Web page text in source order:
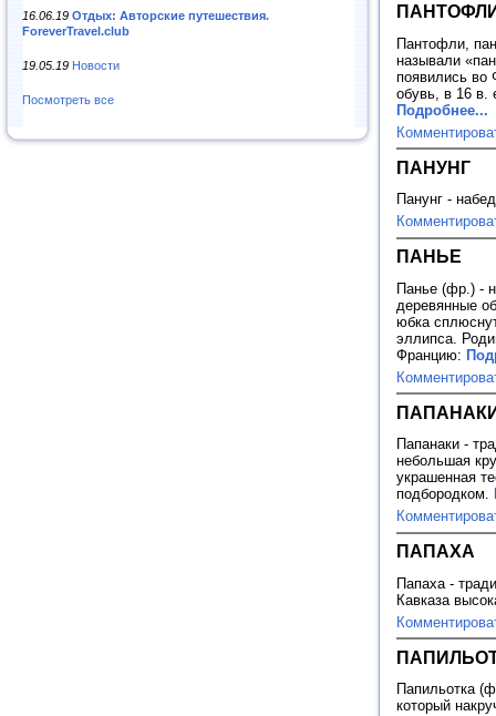
16.06.19 Отдых: Авторские путешествия.
ForeverTravel.club
19.05.19 Новости
Посмотреть все
Пантофли,
называли
появились во
обувь, в 16 в.
Подробнее...
ПАНУНГ
Панунг -
ПАНЬЕ
Панье (фр.) -
деревянные
юбка
эллипса.
Францию:
Папанаки -
небольшая
украшенная
подбородком.
ПАПАХА
Папаха -
Кавказа
Папильотка
который